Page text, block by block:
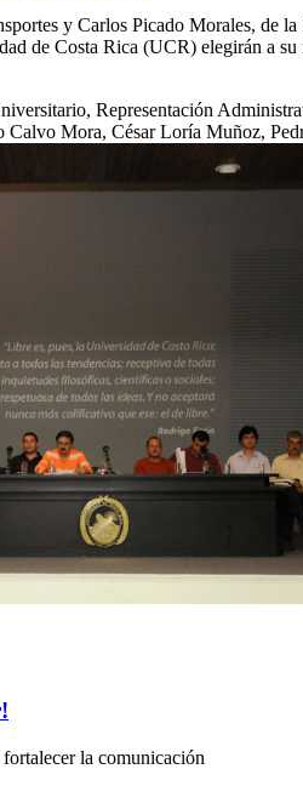
y Carlos Picado Morales, de
de Costa Rica (UCR) elegirán a
Representación
Mora, César Loría Muñoz,
la comunicación